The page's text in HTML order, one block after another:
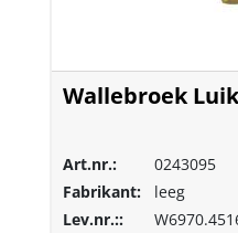
Wallebroek
Art.nr.:
0243095
Fabrikant:
leeg
Lev.nr.::